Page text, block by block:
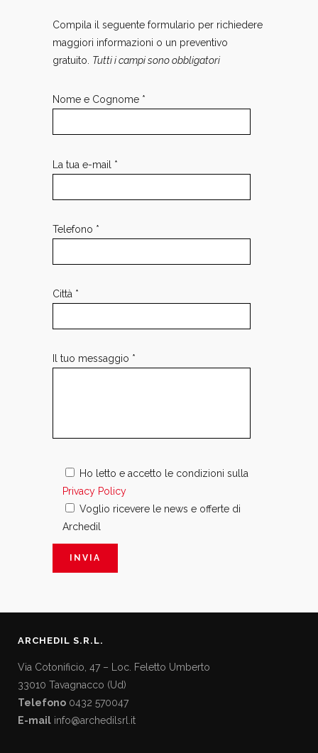
Compila il seguente formulario per richiedere
maggiori informazioni o un preventivo
gratuito. Tutti i campi sono obbligatori
Nome e Cognome *
La tua e-mail *
Telefono *
Città *
Il tuo messaggio *
Ho letto e accetto le condizioni sulla
Privacy Policy
Voglio ricevere le news e offerte di
Archedil
ARCHEDIL S.R.L.
Via Cotonificio, 47 – Loc. Feletto Umberto
33010 Tavagnacco (Ud)
Telefono 0432 570047
E-mail info@archedilsrl.it